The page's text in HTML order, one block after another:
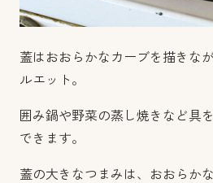
蓋はおおらかなカーブを描きな
ルエット。
囲み鍋や野菜の蒸し焼きなど具
できます。
蓋の大きなつまみは、おおらか